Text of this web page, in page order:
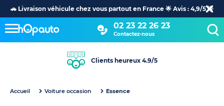
🚗 Livraison véhicule chez vous partout en France 🌟 Avis : 4,9/5 🌟
02 23 22 26 23
Contactez-nous
Clients heureux 4.9/5
Accueil Voiture occasion Essence